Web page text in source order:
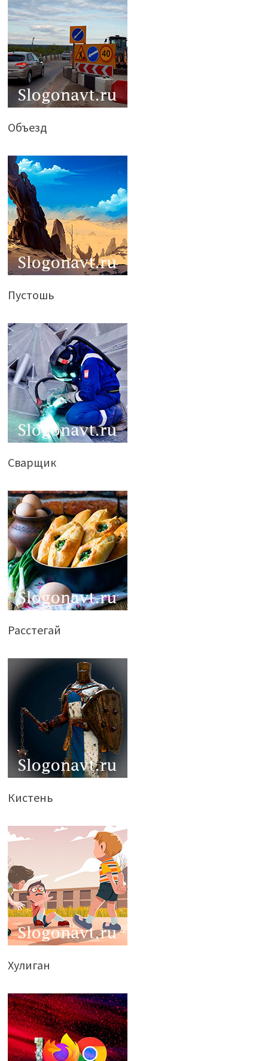
Объезд
Пустошь
Сварщик
Расстегай
Кистень
Хулиган